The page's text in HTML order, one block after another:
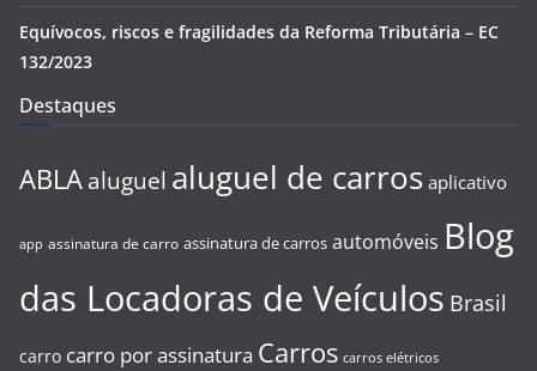
Equívocos, riscos e fragilidades da Reforma Tributária – EC
132/2023
Destaques
ABLA aluguel aluguel de carros aplicativo
app assinatura de carro assinatura de carros automóveis Blog
das Locadoras de Veículos Brasil
carro carro por assinatura Carros carros elétricos